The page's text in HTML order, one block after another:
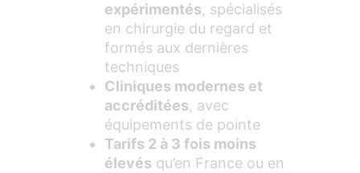
expérimentés, spécialisés
en chirurgie du regard et
formés aux dernières
techniques
Cliniques modernes et
accréditées, avec
équipements de pointe
Tarifs 2 à 3 fois moins
élevés qu’en France ou en